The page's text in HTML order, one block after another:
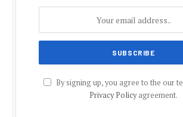
By signing up, you agree to the our
Privacy Policyagreement.